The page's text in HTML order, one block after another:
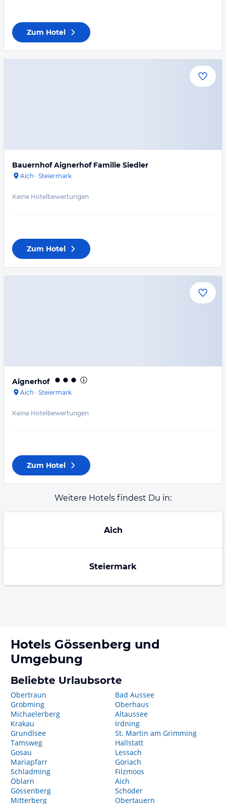
Zum Hotel
Bauernhof Aignerhof Familie Siedler
Aich · Steiermark
Keine Hotelbewertungen
Zum Hotel
Aignerhof
Aich · Steiermark
Keine Hotelbewertungen
Zum Hotel
Weitere Hotels findest Du in:
Aich
Steiermark
Hotels Gössenberg und
Umgebung
Beliebte Urlaubsorte
Obertraun
Gröbming
Michaelerberg
Krakau
Grundlsee
Tamsweg
Gosau
Mariapfarr
Schladming
Öblarn
Gössenberg
Mitterberg
Bad Aussee
Oberhaus
Altaussee
Irdning
St. Martin am Grimming
Hallstatt
Lessach
Göriach
Filzmoos
Aich
Schöder
Obertauern